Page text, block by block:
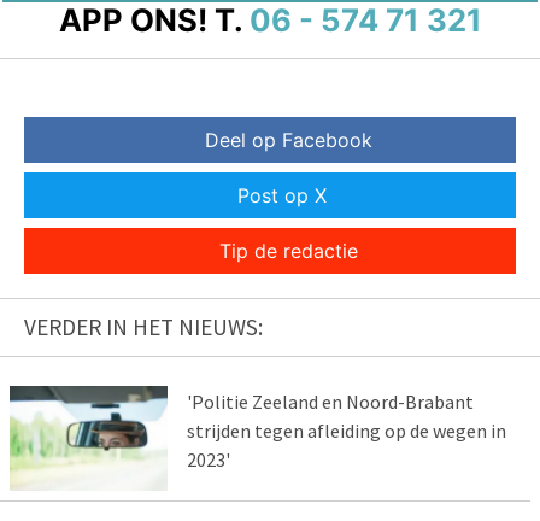
APP ONS! T. 06 - 574 71 321
Deel op Facebook
Post op X
Tip de redactie
VERDER IN HET NIEUWS:
'Politie Zeeland en Noord-Brabant
strijden tegen afleiding op de wegen in
2023'